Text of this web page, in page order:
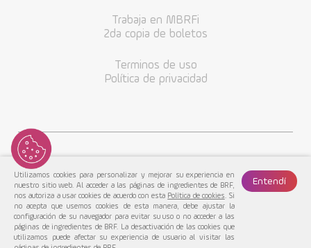
Trabaja en MBRFi
2da copia de boletos
Terminos de uso
Política de privacidad
MBRF© 2022. Todos los Derechos Reservados.
Utilizamos cookies para personalizar y mejorar su experiencia en
nuestro sitio web. Al acceder a las páginas de ingredientes de BRF,
nos autoriza a usar cookies de acuerdo con esta Política de cookies. Si
no acepta que usemos cookies de esta manera, debe ajustar la
configuración de su navegador para evitar su uso o no acceder a las
páginas de ingredientes de BRF. La desactivación de las cookies que
utilizamos puede afectar su experiencia de usuario al visitar las
Entendí